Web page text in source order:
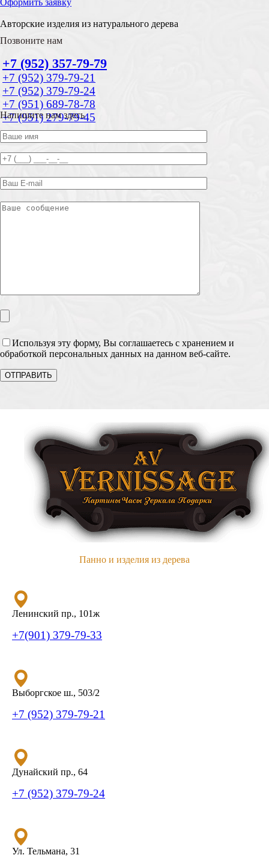
Оформить заявку
Авторские изделия из натурального дерева
Позвоните нам
+7 (952) 357-79-79
+7 (952) 379-79-21
+7 (952) 379-79-24
+7 (951) 689-78-78
+7 (951) 279-79-45
Напишите нам здесь
Используя эту форму, Вы соглашаетесь с хранением и
обработкой персональных данных на данном веб-сайте.
Панно и изделия из дерева
Ленинский пр., 101ж
+7(901) 379-79-33
Выборгское ш., 503/2
+7 (952) 379-79-21
Дунайский пр., 64
+7 (952) 379-79-24
Ул. Тельмана, 31